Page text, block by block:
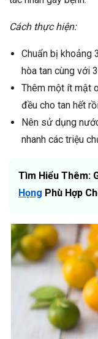
Cách thực hiện:
Chuẩn bị khoảng
hòa tan cùng với
Thêm một ít mật
đều cho tan hết
Nên sử dụng
nhanh các triệu
Tìm Hiểu Thêm:
Họng Phù Hợp